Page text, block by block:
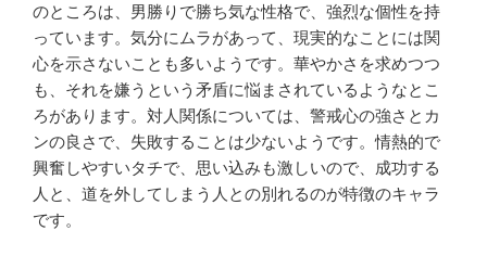
のところは、男勝りで勝ち気な性格で、強烈な個性を持
っています。気分にムラがあって、現実的なことには関
心を示さないことも多いようです。華やかさを求めつつ
も、それを嫌うという矛盾に悩まされているようなとこ
ろがあります。対人関係については、警戒心の強さとカ
ンの良さで、失敗することは少ないようです。情熱的で
興奮しやすいタチで、思い込みも激しいので、成功する
人と、道を外してしまう人との別れるのが特徴のキャラ
です。